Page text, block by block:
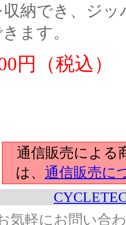
収納でき、ジ
ます。
円（税込）
通信販売による
は、 通信販売に
気軽にお問い合